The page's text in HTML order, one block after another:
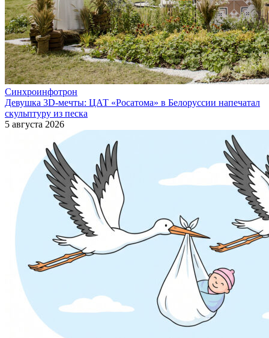
Синхроинфотрон
Девушка 3D-мечты: ЦАТ «Росатома» в Белоруссии напечатал
скульптуру из песка
5 августа 2026